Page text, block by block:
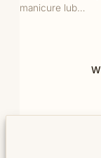
manicure lub…